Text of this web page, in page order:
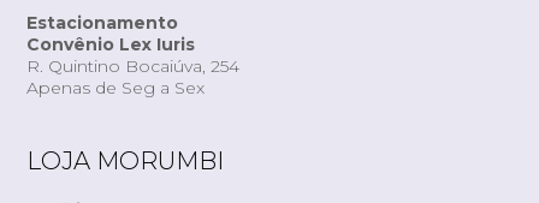
Estacionamento
Convênio Lex Iuris
R. Quintino Bocaiúva, 254
Apenas de Seg a Sex
LOJA MORUMBI